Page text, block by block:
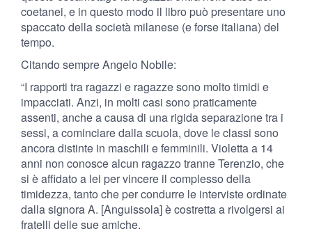
coetanei, e in questo modo il libro può presentare uno
spaccato della società milanese (e forse italiana) del
tempo.
Citando sempre Angelo Nobile:
“I rapporti tra ragazzi e ragazze sono molto timidi e
impacciati. Anzi, in molti casi sono praticamente
assenti, anche a causa di una rigida separazione tra i
sessi, a cominciare dalla scuola, dove le classi sono
ancora distinte in maschili e femminili. Violetta a 14
anni non conosce alcun ragazzo tranne Terenzio, che
si è affidato a lei per vincere il complesso della
timidezza, tanto che per condurre le interviste ordinate
dalla signora A. [Anguissola] è costretta a rivolgersi ai
fratelli delle sue amiche.